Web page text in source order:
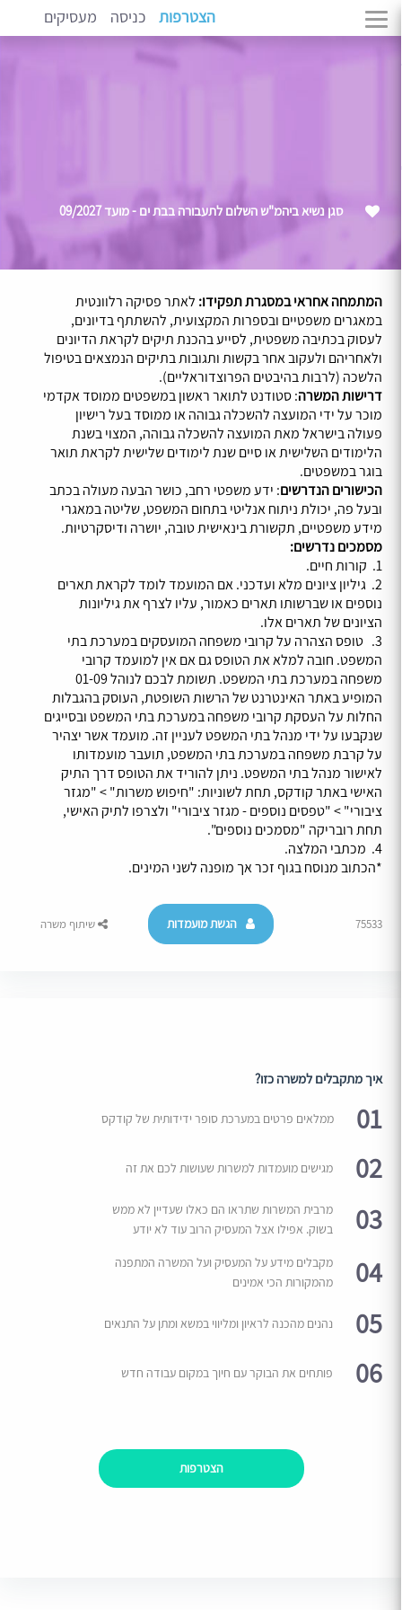
הצטרפות כניסה מעסיקים
סגן נשיא ביהמ"ש השלום לתעבורה בבת ים - מועד 09/2027
המתמחה אחראי במסגרת תפקידו: לאתר פסיקה רלוונטית
במאגרים משפטיים ובספרות המקצועית, להשתתף בדיונים,
לעסוק בכתיבה משפטית, לסייע בהכנת תיקים לקראת הדיונים
ולאחריהם ולעקוב אחר בקשות ותגובות בתיקים הנמצאים בטיפול
הלשכה (לרבות בהיבטים הפרוצדוראליים).
דרישות המשרה: סטודנט לתואר ראשון במשפטים ממוסד אקדמי
מוכר על ידי המועצה להשכלה גבוהה או ממוסד בעל רישיון
פעולה בישראל מאת המועצה להשכלה גבוהה, המצוי בשנת
הלימודים השלישית או סיים שנת לימודים שלישית לקראת תואר
בוגר במשפטים.
הכישורים הנדרשים: ידע משפטי רחב, כושר הבעה מעולה בכתב
ובעל פה, יכולת ניתוח אנליטי בתחום המשפט, שליטה במאגרי
מידע משפטיים, תקשורת בינאישית טובה, יושרה ודיסקרטיות.
מסמכים נדרשים:
1. קורות חיים.
2. גיליון ציונים מלא ועדכני. אם המועמד לומד לקראת תארים
נוספים או שברשותו תארים כאמור, עליו לצרף את גיליונות
הציונים של תארים אלו.
3. טופס הצהרה על קרובי משפחה המועסקים במערכת בתי
המשפט. חובה למלא את הטופס גם אם אין למועמד קרובי
משפחה במערכת בתי המשפט. תשומת לבכם לנוהל 01-09
המופיע באתר האינטרנט של הרשות השופטת, העוסק בהגבלות
החלות על העסקת קרובי משפחה במערכת בתי המשפט ובסייגים
שנקבעו על ידי מנהל בתי המשפט לעניין זה. מועמד אשר יצהיר
על קרבת משפחה במערכת בתי המשפט, תועבר מועמדותו
לאישור מנהל בתי המשפט. ניתן להוריד את הטופס דרך התיק
האישי באתר קודקס, תחת לשוניות: "חיפוש משרות" > "מגזר
ציבורי" > "טפסים נוספים - מגזר ציבורי" ולצרפו לתיק האישי,
תחת רובריקה "מסמכים נוספים".
4. מכתבי המלצה.
*הכתוב מנוסח בגוף זכר אך מופנה לשני המינים.
75533 הגשת מועמדות שיתוף משרה
איך מתקבלים למשרה כזו?
01 ממלאים פרטים במערכת סופר ידידותית של קודקס
02 מגישים מועמדות למשרות שעושות לכם את זה
03
מרבית המשרות שתראו הם כאלו שעדיין לא ממש
בשוק. אפילו אצל המעסיק הרוב עוד לא יודע
04
מקבלים מידע על המעסיק ועל המשרה המתפנה
מהמקורות הכי אמינים
05 נהנים מהכנה לראיון ומליווי במשא ומתן על התנאים
06 פותחים את הבוקר עם חיוך במקום עבודה חדש
הצטרפות